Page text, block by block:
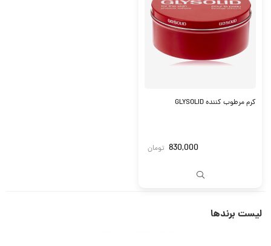
کرم مرطوب کننده GLYSOLID
830,000 تومان
لیست برندها